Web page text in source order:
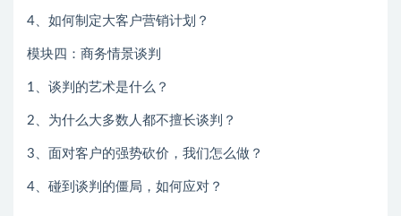
4、如何制定大客户营销计划？
模块四：商务情景谈判
1、谈判的艺术是什么？
2、为什么大多数人都不擅长谈判？
3、面对客户的强势砍价，我们怎么做？
4、碰到谈判的僵局，如何应对？